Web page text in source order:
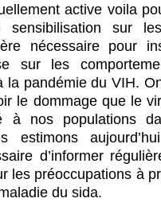
active voila
sur
nécessaire pour
sur les
la pandémie du VIH.
le dommage que le
à nos populations
estimons aujourd’hui
d’informer
les préoccupations à
du sida.